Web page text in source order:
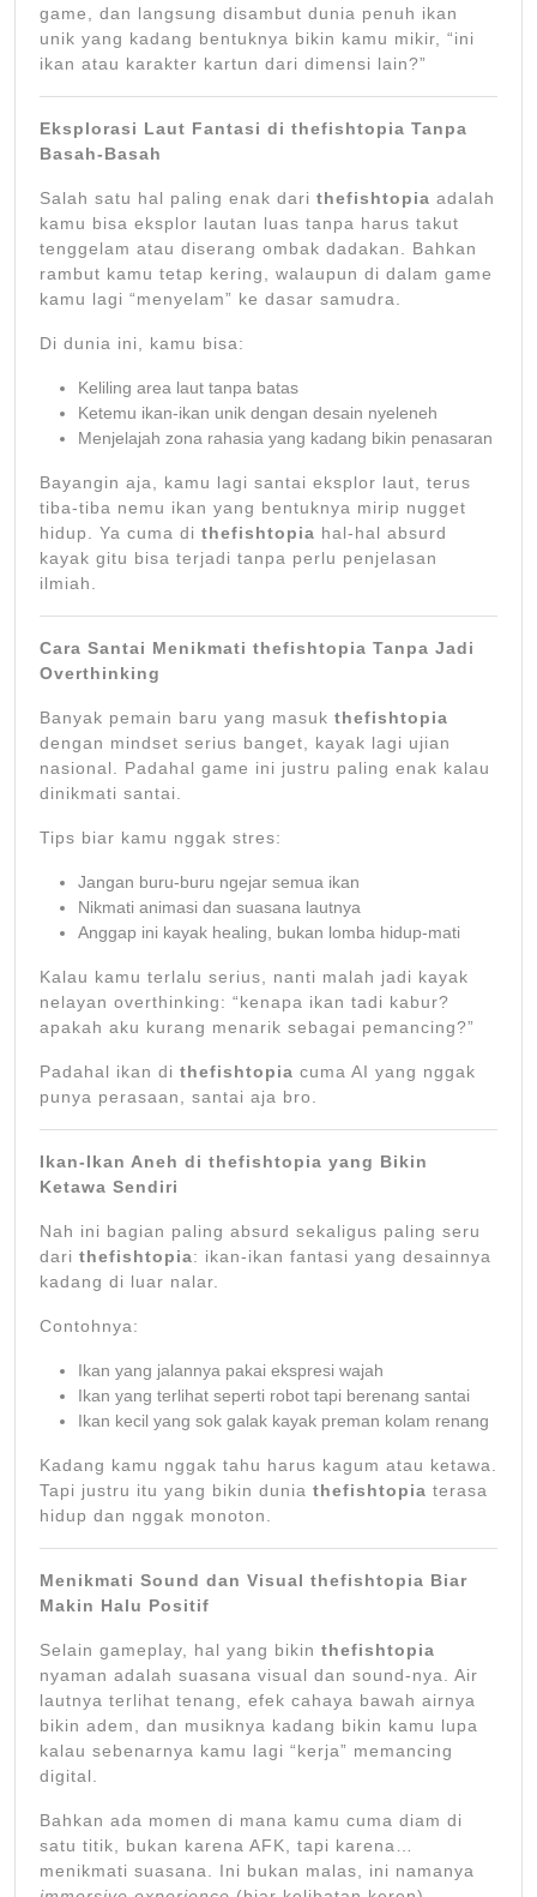
game, dan langsung disambut dunia penuh ikan
unik yang kadang bentuknya bikin kamu mikir, “ini
ikan atau karakter kartun dari dimensi lain?”
Eksplorasi Laut Fantasi di thefishtopia Tanpa
Basah-Basah
Salah satu hal paling enak dari thefishtopia adalah
kamu bisa eksplor lautan luas tanpa harus takut
tenggelam atau diserang ombak dadakan. Bahkan
rambut kamu tetap kering, walaupun di dalam game
kamu lagi “menyelam” ke dasar samudra.
Di dunia ini, kamu bisa:
Keliling area laut tanpa batas
Ketemu ikan-ikan unik dengan desain nyeleneh
Menjelajah zona rahasia yang kadang bikin penasaran
Bayangin aja, kamu lagi santai eksplor laut, terus
tiba-tiba nemu ikan yang bentuknya mirip nugget
hidup. Ya cuma di thefishtopia hal-hal absurd
kayak gitu bisa terjadi tanpa perlu penjelasan
ilmiah.
Cara Santai Menikmati thefishtopia Tanpa Jadi
Overthinking
Banyak pemain baru yang masuk thefishtopia
dengan mindset serius banget, kayak lagi ujian
nasional. Padahal game ini justru paling enak kalau
dinikmati santai.
Tips biar kamu nggak stres:
Jangan buru-buru ngejar semua ikan
Nikmati animasi dan suasana lautnya
Anggap ini kayak healing, bukan lomba hidup-mati
Kalau kamu terlalu serius, nanti malah jadi kayak
nelayan overthinking: “kenapa ikan tadi kabur?
apakah aku kurang menarik sebagai pemancing?”
Padahal ikan di thefishtopia cuma AI yang nggak
punya perasaan, santai aja bro.
Ikan-Ikan Aneh di thefishtopia yang Bikin
Ketawa Sendiri
Nah ini bagian paling absurd sekaligus paling seru
dari thefishtopia: ikan-ikan fantasi yang desainnya
kadang di luar nalar.
Contohnya:
Ikan yang jalannya pakai ekspresi wajah
Ikan yang terlihat seperti robot tapi berenang santai
Ikan kecil yang sok galak kayak preman kolam renang
Kadang kamu nggak tahu harus kagum atau ketawa.
Tapi justru itu yang bikin dunia thefishtopia terasa
hidup dan nggak monoton.
Menikmati Sound dan Visual thefishtopia Biar
Makin Halu Positif
Selain gameplay, hal yang bikin thefishtopia
nyaman adalah suasana visual dan sound-nya. Air
lautnya terlihat tenang, efek cahaya bawah airnya
bikin adem, dan musiknya kadang bikin kamu lupa
kalau sebenarnya kamu lagi “kerja” memancing
digital.
Bahkan ada momen di mana kamu cuma diam di
satu titik, bukan karena AFK, tapi karena…
menikmati suasana. Ini bukan malas, ini namanya